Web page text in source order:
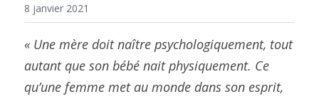
8 janvier 2021
« Une mère doit naître psychologiquement, tout
autant que son bébé nait physiquement. Ce
qu’une femme met au monde dans son esprit,